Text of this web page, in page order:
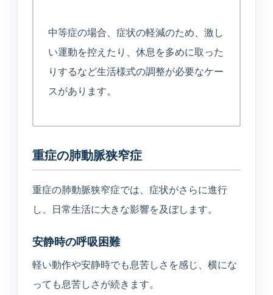
中等症の場合、症状の軽減のため、激し
い運動を控えたり、休息を多めに取った
りするなど生活様式の調整が必要なケー
スがあります。
重症の肺動脈狭窄症
重症の肺動脈狭窄症では、症状がさらに進行
し、日常生活に大きな影響を及ぼします。
安静時の呼吸困難
軽い動作や安静時でも息苦しさを感じ、横にな
っても息苦しさが続きます。